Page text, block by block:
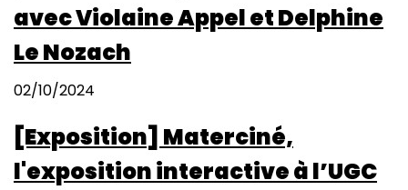
avec Violaine Appel et Delphine
Le Nozach
02/10/2024
[Exposition] Materciné,
l'exposition interactive à l’UGC